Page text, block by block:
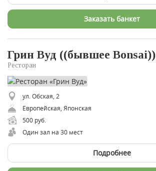
Заказать банкет
Грин Вуд ((бывшее Bonsai))
Ресторан
ул. Обская, 2
Европейская, Японская
500 руб.
Один зал на 30 мест
Подробнее